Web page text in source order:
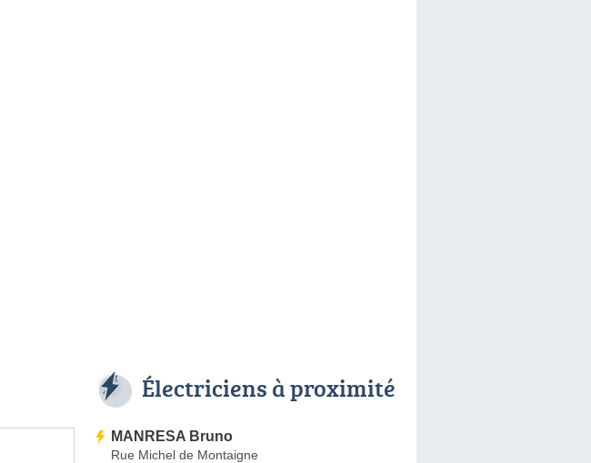
Électriciens à proximité
MANRESA Bruno
Rue Michel de Montaigne